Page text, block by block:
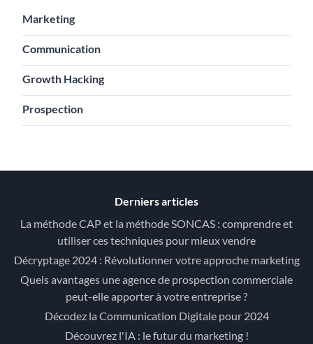
Marketing
Communication
Growth Hacking
Prospection
Derniers articles
La méthode CAP et la méthode SONCAS : comprendre et
utiliser ces techniques pour mieux vendre
Décryptage 2024 : Révolutionner votre approche marketing
Quels avantages une agence de prospection commerciale
peut-elle apporter à votre entreprise ?
Décodez la Communication Digitale pour 2024
Découvrez l'IA : le futur du marketing !